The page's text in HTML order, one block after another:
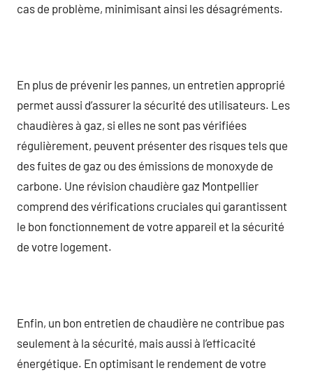
cas de problème, minimisant ainsi les désagréments.
En plus de prévenir les pannes, un entretien approprié
permet aussi d’assurer la sécurité des utilisateurs. Les
chaudières à gaz, si elles ne sont pas vérifiées
régulièrement, peuvent présenter des risques tels que
des fuites de gaz ou des émissions de monoxyde de
carbone. Une révision chaudière gaz Montpellier
comprend des vérifications cruciales qui garantissent
le bon fonctionnement de votre appareil et la sécurité
de votre logement.
Enfin, un bon entretien de chaudière ne contribue pas
seulement à la sécurité, mais aussi à l’efficacité
énergétique. En optimisant le rendement de votre